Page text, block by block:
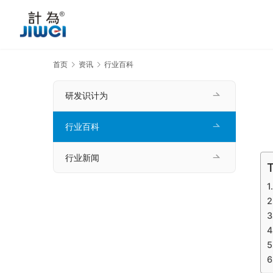
首页 资讯 行业百科
研发识计为
行业百科
行业新闻